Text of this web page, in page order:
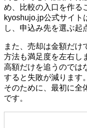
め、比較の入口を作る
kyoshujo.jp公式サイト
し、申込み先を選ぶ起
また、売却は金額だけ
方法も満足度を左右し
高額だけを追うのでは
すると失敗が減ります。
そのために、最初に全
です。